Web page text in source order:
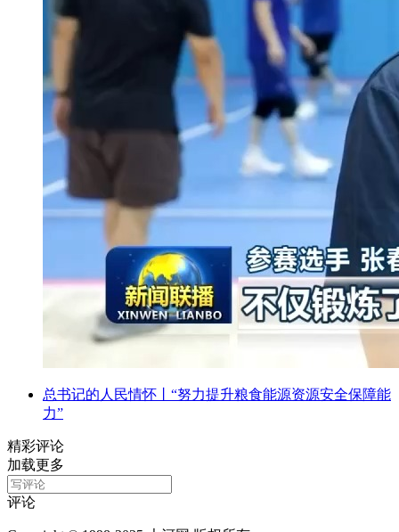
总书记的人民情怀丨“努力提升粮食能源资源安全保障能
力”
精彩评论
加载更多
评论